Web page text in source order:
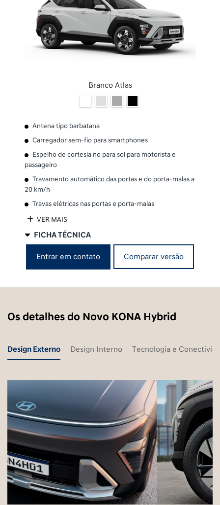
Branco Atlas
Antena tipo barbatana
Carregador sem-fio para smartphones
Espelho de cortesia no para sol para motorista e
passageiro
Travamento automático das portas e do porta-malas a
20 km/h
Travas elétricas nas portas e porta-malas
VER MAIS
FICHA TÉCNICA
Entrar em contato Comparar versão
Os detalhes do Novo KONA Hybrid
Design Externo Design Interno Tecnologia e